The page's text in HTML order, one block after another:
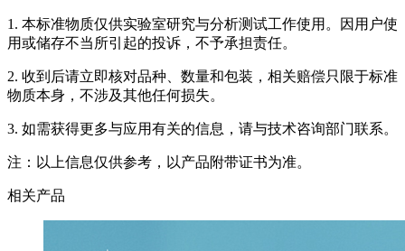
1. 本标准物质仅供实验室研究与分析测试工作使用。因用户使
用或储存不当所引起的投诉，不予承担责任。
2. 收到后请立即核对品种、数量和包装，相关赔偿只限于标准
物质本身，不涉及其他任何损失。
3. 如需获得更多与应用有关的信息，请与技术咨询部门联系。
注：以上信息仅供参考，以产品附带证书为准。
相关产品